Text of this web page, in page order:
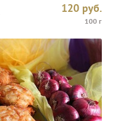
120 руб.
100 г